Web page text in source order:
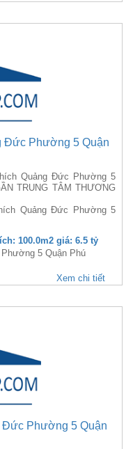
Đức Phường 5 Quận
Quảng Đức Phường 5
TRUNG TÂM THƯƠNG
Quảng Đức Phường 5
100.0m2 giá: 6.5 tỷ
5 Quận Phú
Xem chi tiết
Đức Phường 5 Quận